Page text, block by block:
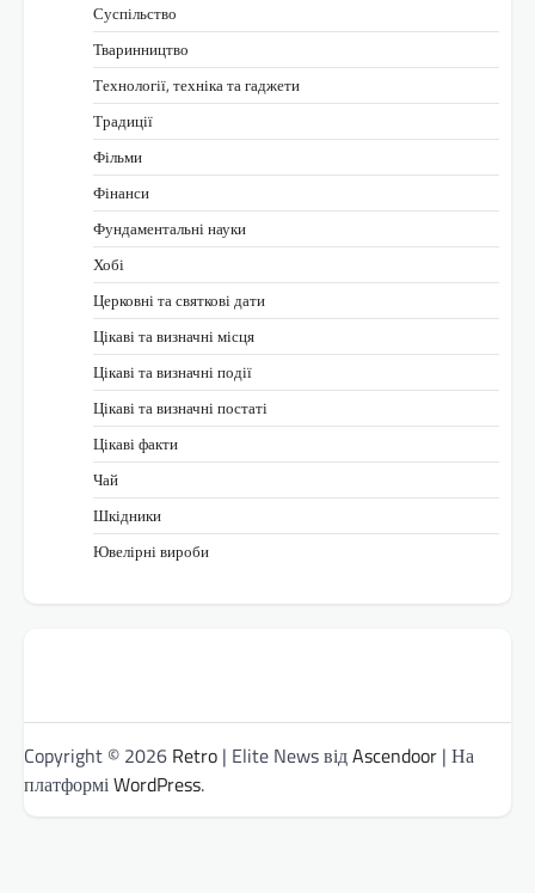
Суспільство
Тваринництво
Технології, техніка та гаджети
Традиції
Фільми
Фінанси
Фундаментальні науки
Хобі
Церковні та святкові дати
Цікаві та визначні місця
Цікаві та визначні події
Цікаві та визначні постаті
Цікаві факти
Чай
Шкідники
Ювелірні вироби
Copyright © 2026 Retro | Elite News відAscendoor | На
платформіWordPress.